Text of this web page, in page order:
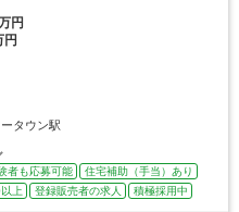
円
円
タウン駅
者も応募可能
住宅補助（手当）あり
上 登録販売者の求人 積極採用中